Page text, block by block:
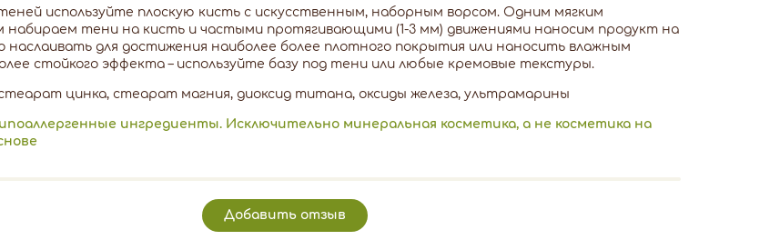
используйте плоскую кисть с искусственным, наборным ворсом. Одним мягким
набираем тени на кисть и частыми протягивающими (1-3 мм) движениями наносим продукт на
наслаивать для достижения наиболее более плотного покрытия или наносить влажным
стойкого эффекта – используйте базу под тени или любые кремовые текстуры.
цинка, стеарат магния, диоксид титана, оксиды железа, ультрамарины
ингредиенты. Исключительно минеральная косметика, а не косметика на
Добавить отзыв